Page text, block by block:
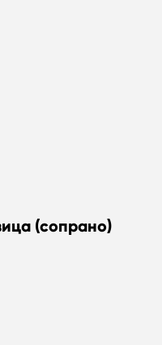
(сопрано)